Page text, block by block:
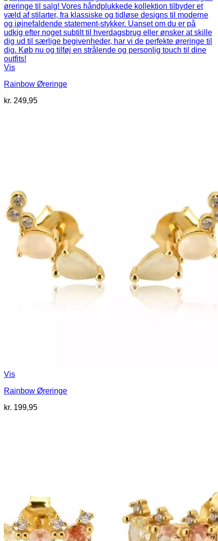
Vis
Rainbow Øreringe
kr. 249,95
Vis
Rainbow Øreringe
kr. 199,95